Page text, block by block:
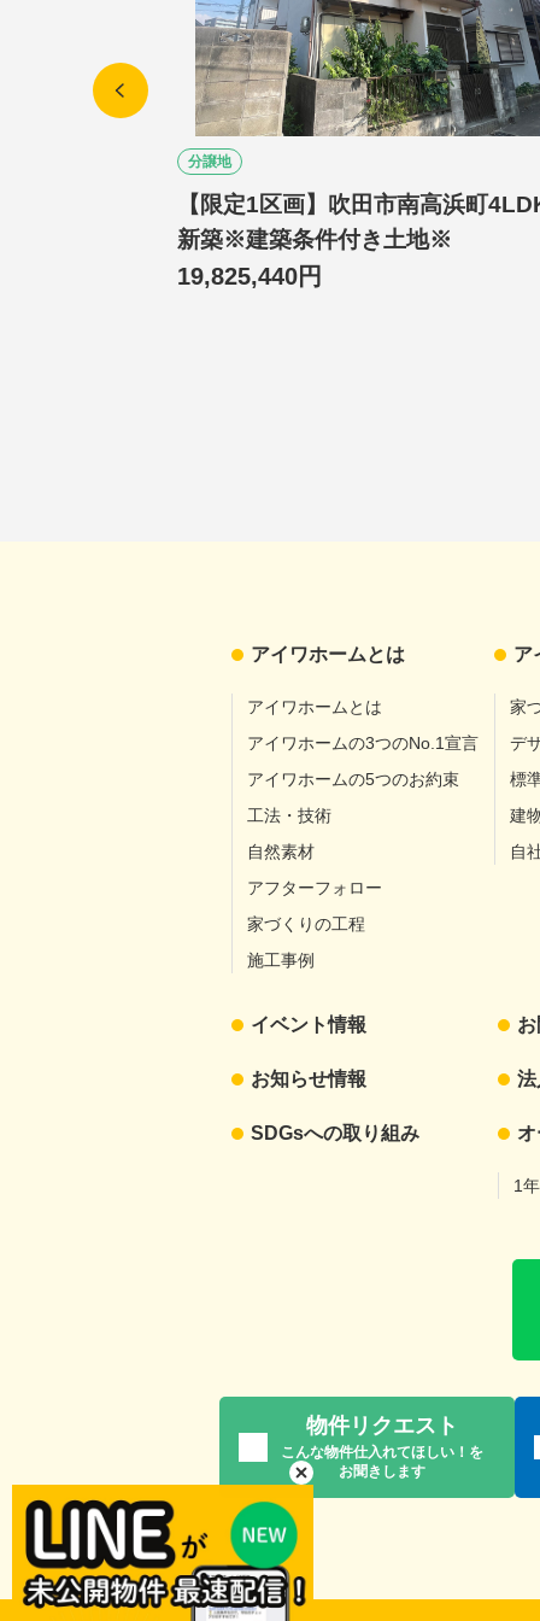
分譲地
【限定1区画】吹田市南高浜町
新築※建築条件付き土地※
19,825,440円
アイワホームとは
アイワホームとは
アイワホームの3つのNo.1宣言
アイワホームの5つのお約束
工法・技術
自然素材
アフターフォロー
家づくりの工程
施工事例
ア
家
デ
標
建
自
イベント情報
お知らせ情報
SDGsへの取り組み
法
1
物件リクエスト
こんな物件仕入れてほしい！を
お聞きします